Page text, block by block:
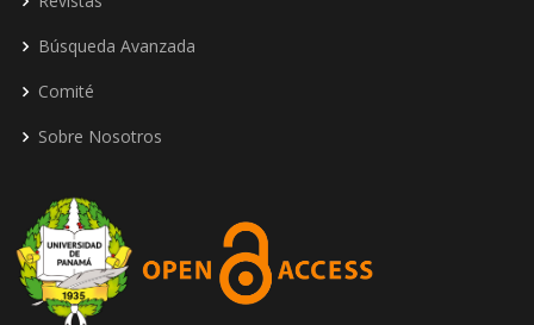
Búsqueda Avanzada
Comité
Sobre Nosotros